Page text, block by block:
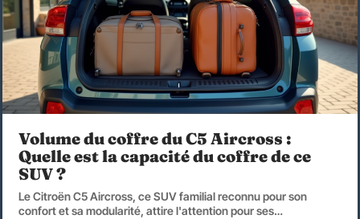
Volume du coffre du C5 Aircross :
Quelle est la capacité du coffre de ce
SUV ?
Le Citroën C5 Aircross, ce SUV familial reconnu pour son
confort et sa modularité, attire l'attention pour ses…